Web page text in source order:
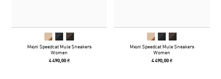
Мюлі Speedcat Mule Sneakers
Women
4 490,00 ₴
Мюлі Speedcat Mule Sneakers
Women
4 490,00 ₴